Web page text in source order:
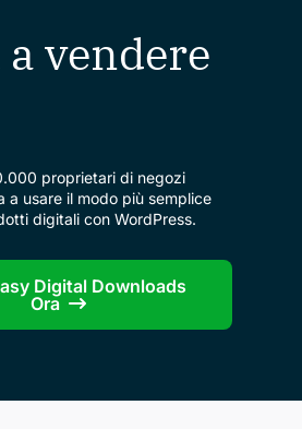
vendere
proprietari di negozi
a usare il modo più semplice
digitali con WordPress.
Digital Downloads
Ora